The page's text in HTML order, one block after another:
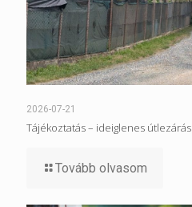
2026-07-21
Tájékoztatás – ideiglenes útlezárás
Tovább olvasom